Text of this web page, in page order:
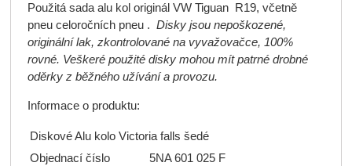
Použitá sada alu kol originál VW Tiguan R19, včetně
pneu celoročních pneu . Disky jsou nepoškozené,
originální lak, zkontrolované na vyvažovačce, 100%
rovné. Veškeré použité disky mohou mít patrné drobné
oděrky z běžného užívání a provozu.
Informace o produktu:
Diskové Alu kolo Victoria falls šedé
Objednací číslo
5NA 601 025 F